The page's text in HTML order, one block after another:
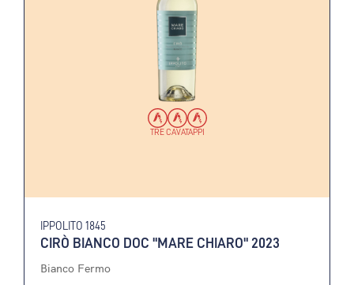
TRE CAVATAPPI
IPPOLITO 1845
CIRÒ BIANCO DOC "MARE CHIARO" 2023
Bianco Fermo